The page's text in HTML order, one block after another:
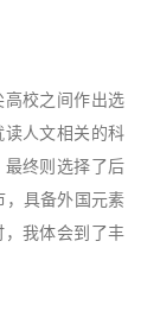
校之间作出选
人文相关的科
终则选择了后
，具备外国元素
我体会到了丰